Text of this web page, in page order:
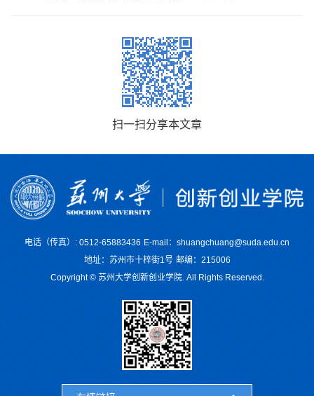
扫一扫分享本文章
电话（传真）: 0512-65883436 E-mail：shuangchuang@suda.edu.cn
地址：苏州市十梓街1号 邮编：215006
Copyright © 苏州大学创新创业学院. All Rights Reserved.